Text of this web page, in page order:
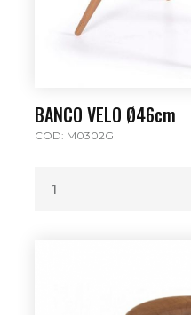
BANCO VELO Ø46cm
COD: M0302G